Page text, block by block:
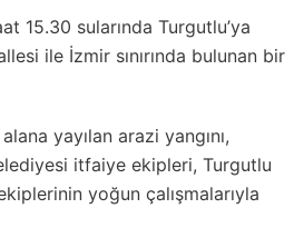
15.30 sularında Turgutlu’ya
ile İzmir sınırında bulunan bir
yayılan arazi yangını,
itfaiye ekipleri, Turgutlu
yoğun çalışmalarıyla